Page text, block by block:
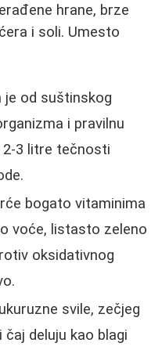
hrane, brze
i soli. Umesto
je od suštinskog
i pravilnu
2-3 litre tečnosti
bogato vitaminima
voće, listasto zeleno
oksidativnog
svile, zečjeg
deluju kao blagi